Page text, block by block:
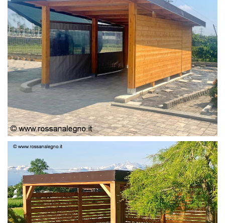
PERGOLA